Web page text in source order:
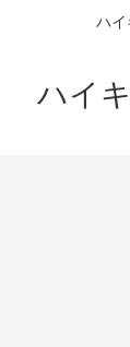
ハイ
ハイ